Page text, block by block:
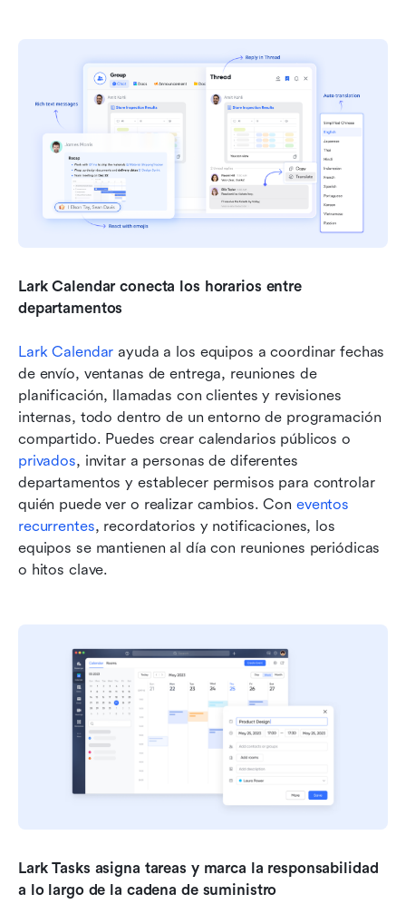
Lark Calendar conecta los horarios entre
departamentos
Lark Calendar ayuda a los equipos a coordinar fechas
de envío, ventanas de entrega, reuniones de
planificación, llamadas con clientes y revisiones
internas, todo dentro de un entorno de programación
privados, invitar a personas de diferentes
departamentos y establecer permisos para controlar
quién puede ver o realizar cambios. Con eventos
recurrentes, recordatorios y notificaciones, los
equipos se mantienen al día con reuniones periódicas
o hitos clave.
Lark Tasks asigna tareas y marca la responsabilidad
a lo largo de la cadena de suministro